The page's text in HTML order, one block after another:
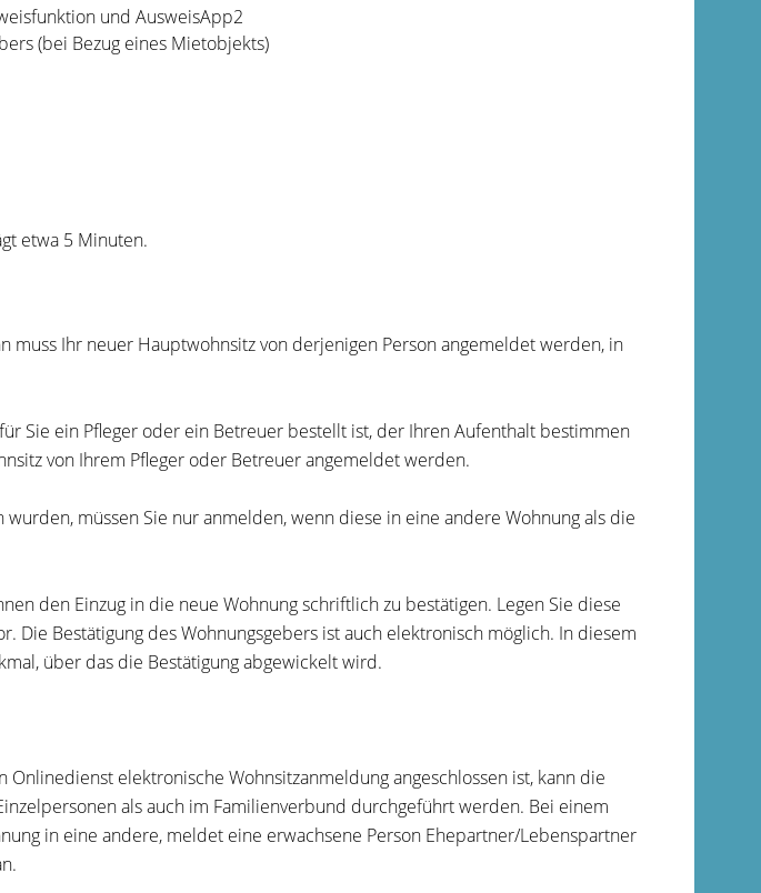
und AusweisApp2
(bei Bezug eines Mietobjekts)
etwa 5 Minuten.
muss Ihr neuer Hauptwohnsitz von derjenigen Person angemeldet werden, in
Sie ein Pfleger oder ein Betreuer bestellt ist, der Ihren Aufenthalt bestimmen
von Ihrem Pfleger oder Betreuer angemeldet werden.
müssen Sie nur anmelden, wenn diese in eine andere Wohnung als die
den Einzug in die neue Wohnung schriftlich zu bestätigen. Legen Sie diese
Die Bestätigung des Wohnungsgebers ist auch elektronisch möglich. In diesem
über das die Bestätigung abgewickelt wird.
elektronische Wohnsitzanmeldung angeschlossen ist, kann die
als auch im Familienverbund durchgeführt werden. Bei einem
in eine andere, meldet eine erwachsene Person Ehepartner/Lebenspartner